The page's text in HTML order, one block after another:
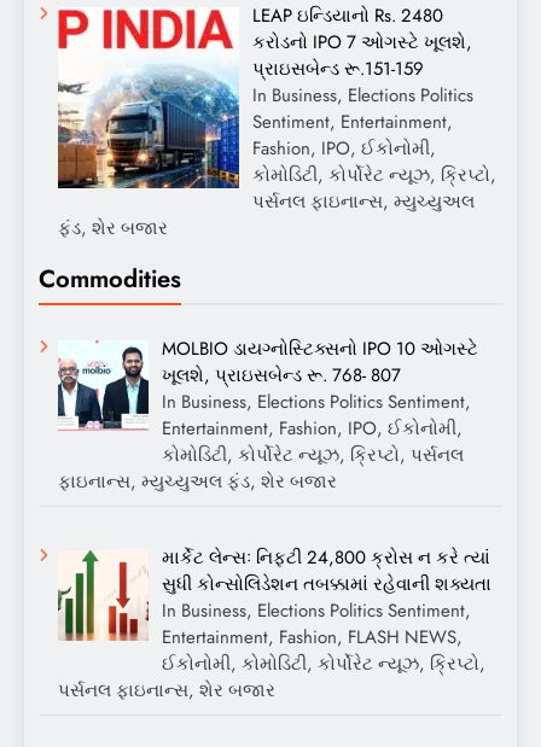
LEAP ઇન્ડિયાનો Rs. 2480
કરોડનો IPO 7 ઓગસ્ટે ખૂલશે,
પ્રાઇસબેન્ડ રૂ.151-159
In Business, Elections Politics
Sentiment, Entertainment,
Fashion, IPO, ઈકોનોમી,
કોમોડિટી, કોર્પોરેટ ન્યૂઝ, ક્રિપ્ટો,
પર્સનલ ફાઇનાન્સ, મ્યુચ્યુઅલ
ફંડ, શેર બજાર
Commodities
MOLBIO ડાયગ્નોસ્ટિક્સનો IPO 10 ઓગસ્ટે
ખૂલશે, પ્રાઇસબેન્ડ રૂ. 768- 807
In Business, Elections Politics Sentiment,
Entertainment, Fashion, IPO, ઈકોનોમી,
કોમોડિટી, કોર્પોરેટ ન્યૂઝ, ક્રિપ્ટો, પર્સનલ
ફાઇનાન્સ, મ્યુચ્યુઅલ ફંડ, શેર બજાર
માર્કેટ લેન્સઃ નિફ્ટી 24,800 ક્રોસ ન કરે ત્યાં
સુધી કોન્સોલિડેશન તબક્કામાં રહેવાની શક્યતા
In Business, Elections Politics Sentiment,
Entertainment, Fashion, FLASH NEWS,
ઈકોનોમી, કોમોડિટી, કોર્પોરેટ ન્યૂઝ, ક્રિપ્ટો,
પર્સનલ ફાઇનાન્સ, શેર બજાર